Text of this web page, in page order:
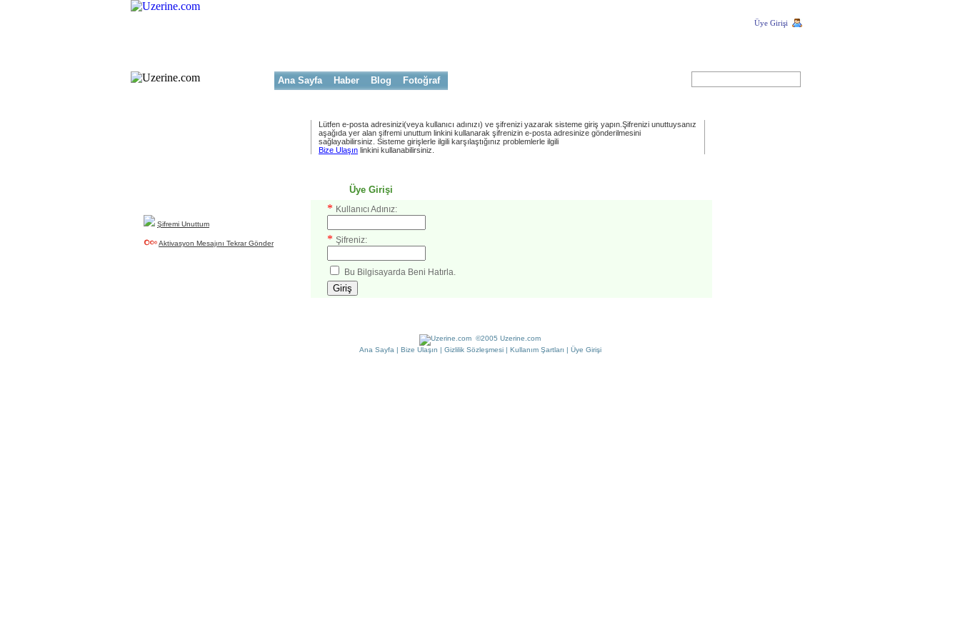
Üye Girişi
Ana Sayfa Haber Blog Fotoğraf
Şifremi Unuttum
Aktivasyon Mesajını Tekrar Gönder
Lütfen e-posta adresinizi(veya kullanıcı adınızı) ve şifrenizi yazarak sisteme giriş yapın.Şifrenizi unuttuysanız
aşağıda yer alan şifremi unuttum linkini kullanarak şifrenizin e-posta adresinize gönderilmesini
sağlayabilirsiniz. Sisteme girişlerle ilgili karşılaştığınız problemlerle ilgili
Bize Ulaşın linkini kullanabilirsiniz.
Üye Girişi
* Kullanıcı Adınız:
* Şifreniz:
Bu Bilgisayarda Beni Hatırla.
©2005 Uzerine.com
Ana Sayfa | Bize Ulaşın | Gizlilik Sözleşmesi| Kullanım Şartları | Üye Girişi